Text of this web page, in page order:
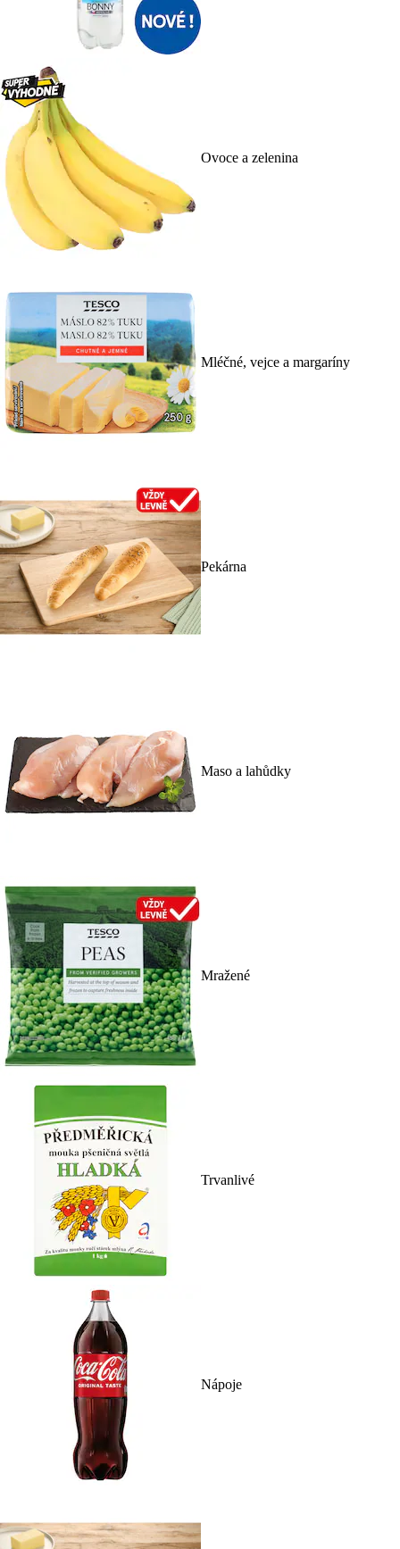
Ovoce a zelenina
Mléčné, vejce a margaríny
Pekárna
Maso a lahůdky
Mražené
Trvanlivé
Nápoje